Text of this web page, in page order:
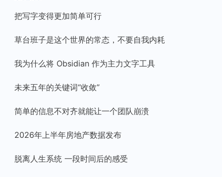
把写字变得更加简单可行
草台班子是这个世界的常态，不要自我内耗
我为什么将 Obsidian 作为主力文字工具
未来五年的关键词“收敛”
简单的信息不对齐就能让一个团队崩溃
2026年上半年房地产数据发布
脱离人生系统 一段时间后的感受